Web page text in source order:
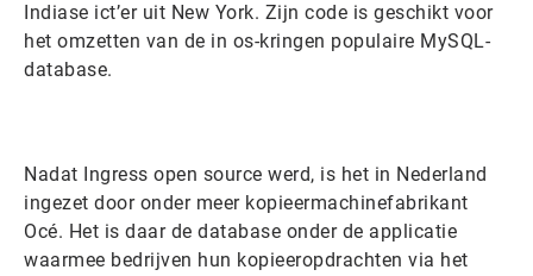
Indiase ict’er uit New York. Zijn code is geschikt voor
het omzetten van de in os-kringen populaire MySQL-
database.
Nadat Ingress open source werd, is het in Nederland
ingezet door onder meer kopieermachinefabrikant
Océ. Het is daar de database onder de applicatie
waarmee bedrijven hun kopieeropdrachten via het